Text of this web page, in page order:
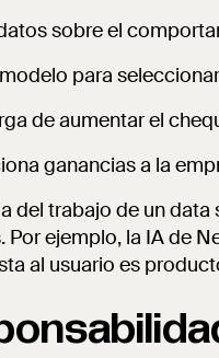
sobre el
para
de aumentar el
ganancias a la
del trabajo de un
Por ejemplo, la IA de
al usuario es